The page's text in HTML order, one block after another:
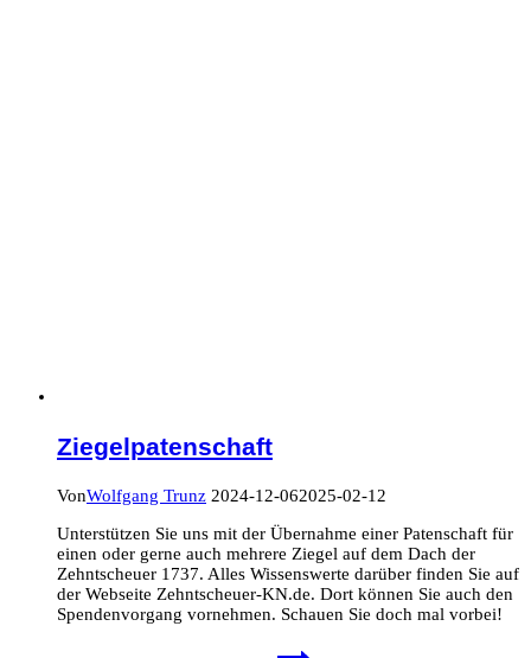
Ziegelpatenschaft
VonWolfgang Trunz 2024-12-062025-02-12
Unterstützen Sie uns mit der Übernahme einer Patenschaft für
einen oder gerne auch mehrere Ziegel auf dem Dach der
Zehntscheuer 1737. Alles Wissenswerte darüber finden Sie auf
der Webseite Zehntscheuer-KN.de. Dort können Sie auch den
Spendenvorgang vornehmen. Schauen Sie doch mal vorbei!